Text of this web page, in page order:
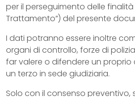
per il perseguimento delle finalità
Trattamento”) del presente
I dati potranno essere inoltre
organi di controllo, forze di
far valere o difendere un proprio
un terzo in sede giudiziaria.
Solo con il consenso preventivo,